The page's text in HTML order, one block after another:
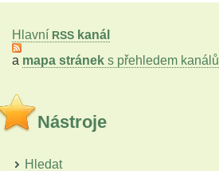
Hlavní RSS kanál
a mapa stránek s přehledem kanálů
Nástroje
Hledat